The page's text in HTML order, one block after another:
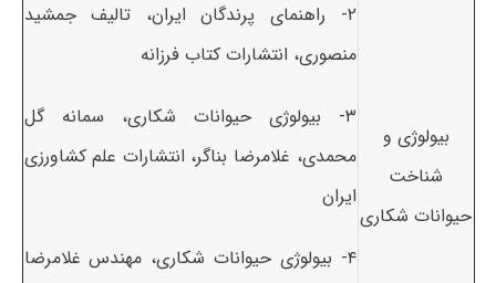
بیولوژی و
شناخت
حیوانات شکاری
۲- راهنمای پرندگان ایران، تالیف جمشید
منصوری، انتشارات کتاب فرزانه
۳- بیولوژی حیوانات شکاری، سمانه گل
محمدی، غلامرضا بناگر، انتشارات علم کشاورزی
ایران
۴- بیولوژی حیوانات شکاری، مهندس غلامرضا